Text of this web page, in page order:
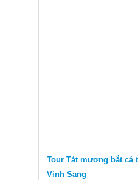
Tour Tát mương bắt cá
Vinh Sang